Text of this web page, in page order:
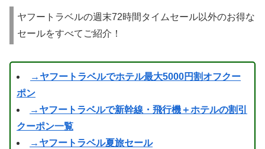
ヤフートラベルの週末72時間タイムセール以外のお得な
セールをすべてご紹介！
→ヤフートラベルでホテル最大5000円割オフクー
ポン
→ヤフートラベルで新幹線・飛行機＋ホテルの割引
クーポン一覧
→ヤフートラベル夏旅セール